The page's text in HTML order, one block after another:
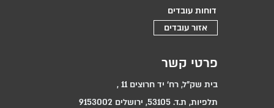
דוחות עובדים
אזור עובדים
פרטי קשר
בית שק"ל, רח‘ יד חרוצים 11 ,
תלפיות, ת.ד. 53105, ירושלים 9153002